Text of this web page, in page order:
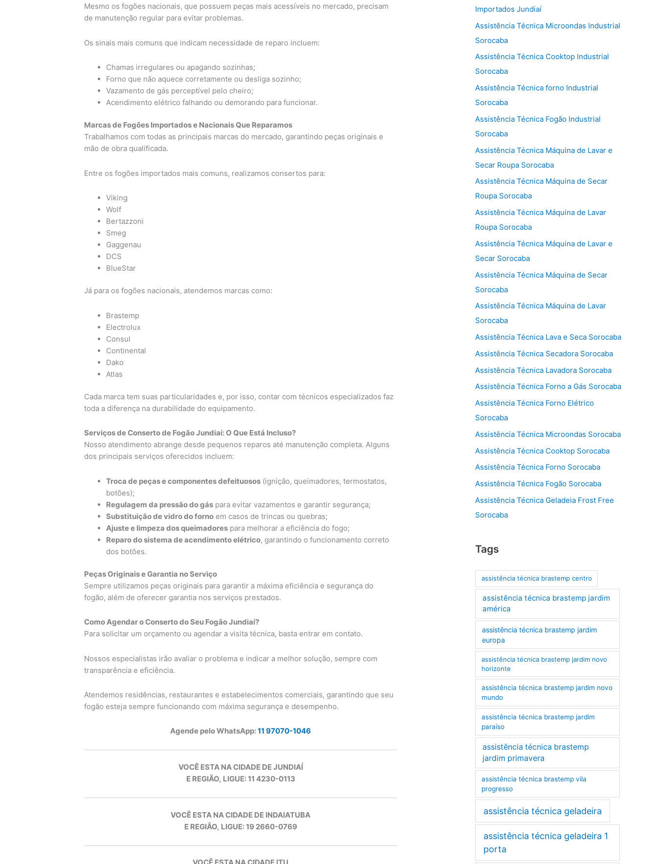
Mesmo os fogões nacionais, que possuem peças mais acessíveis no mercado, precisam
de manutenção regular para evitar problemas.
Os sinais mais comuns que indicam necessidade de reparo incluem:
Chamas irregulares ou apagando sozinhas;
Forno que não aquece corretamente ou desliga sozinho;
Vazamento de gás perceptível pelo cheiro;
Acendimento elétrico falhando ou demorando para funcionar.
Marcas de Fogões Importados e Nacionais Que Reparamos
Trabalhamos com todas as principais marcas do mercado, garantindo peças originais e
mão de obra qualificada.
Entre os fogões importados mais comuns, realizamos consertos para:
Viking
Wolf
Bertazzoni
Smeg
Gaggenau
DCS
BlueStar
Já para os fogões nacionais, atendemos marcas como:
Brastemp
Electrolux
Consul
Continental
Dako
Atlas
Cada marca tem suas particularidades e, por isso, contar com técnicos especializados faz
toda a diferença na durabilidade do equipamento.
Serviços de Conserto de Fogão Jundiaí: O Que Está Incluso?
Nosso atendimento abrange desde pequenos reparos até manutenção completa. Alguns
dos principais serviços oferecidos incluem:
Troca de peças e componentes defeituosos (ignição, queimadores, termostatos,
botões);
Regulagem da pressão do gás para evitar vazamentos e garantir segurança;
Substituição de vidro do forno em casos de trincas ou quebras;
Ajuste e limpeza dos queimadores para melhorar a eficiência do fogo;
Reparo do sistema de acendimento elétrico, garantindo o funcionamento correto
dos botões.
Peças Originais e Garantia no Serviço
Sempre utilizamos peças originais para garantir a máxima eficiência e segurança do
fogão, além de oferecer garantia nos serviços prestados.
Como Agendar o Conserto do Seu Fogão Jundiaí?
Para solicitar um orçamento ou agendar a visita técnica, basta entrar em contato.
Nossos especialistas irão avaliar o problema e indicar a melhor solução, sempre com
transparência e eficiência.
Atendemos residências, restaurantes e estabelecimentos comerciais, garantindo que seu
fogão esteja sempre funcionando com máxima segurança e desempenho.
Agende pelo WhatsApp:11 97070-1046
VOCÊ ESTA NA CIDADE DE JUNDIAÍ
E REGIÃO, LIGUE: 11 4230-0113
VOCÊ ESTA NA CIDADE DE INDAIATUBA
E REGIÃO, LIGUE: 19 2660-0769
Importados Jundiaí
Assistência Técnica Microondas Industrial
Sorocaba
Assistência Técnica Cooktop Industrial
Sorocaba
Assistência Técnica forno Industrial
Sorocaba
Assistência Técnica Fogão Industrial
Sorocaba
Assistência Técnica Máquina de Lavar e
Secar Roupa Sorocaba
Assistência Técnica Máquina de Secar
Roupa Sorocaba
Assistência Técnica Máquina de Lavar
Roupa Sorocaba
Assistência Técnica Máquina de Lavar e
Secar Sorocaba
Assistência Técnica Máquina de Secar
Sorocaba
Assistência Técnica Máquina de Lavar
Sorocaba
Assistência Técnica Lava e Seca Sorocaba
Assistência Técnica Secadora Sorocaba
Assistência Técnica Lavadora Sorocaba
Assistência Técnica Forno a Gás Sorocaba
Assistência Técnica Forno Elétrico
Sorocaba
Assistência Técnica Microondas Sorocaba
Assistência Técnica Cooktop Sorocaba
Assistência Técnica Forno Sorocaba
Assistência Técnica Fogão Sorocaba
Assistência Técnica Geladeia Frost Free
Sorocaba
Tags
assistência técnica brastemp centro
assistência técnica brastemp jardim
américa
assistência técnica brastemp jardim
europa
assistência técnica brastemp jardim novo
horizonte
assistência técnica brastemp jardim novo
mundo
assistência técnica brastemp jardim
paraíso
assistência técnica brastemp
jardim primavera
assistência técnica brastemp vila
progresso
assistência técnica geladeira
assistência técnica geladeira 1
porta